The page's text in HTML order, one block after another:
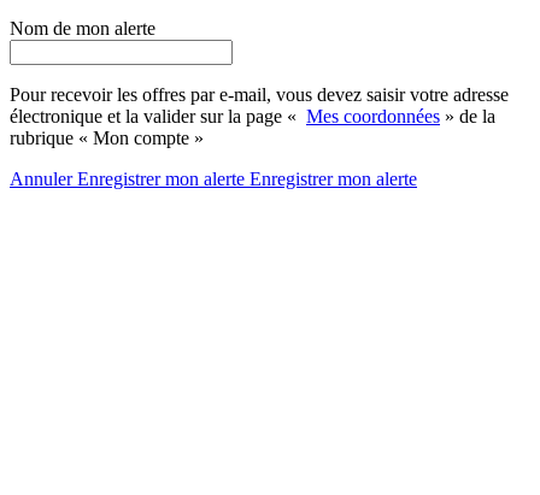
Nom de mon alerte
Pour recevoir les offres par e-mail, vous devez saisir votre adresse
électronique et la valider sur la page « Mes coordonnées » de la
rubrique « Mon compte »
AnnulerEnregistrer mon alerte Enregistrermon alerte